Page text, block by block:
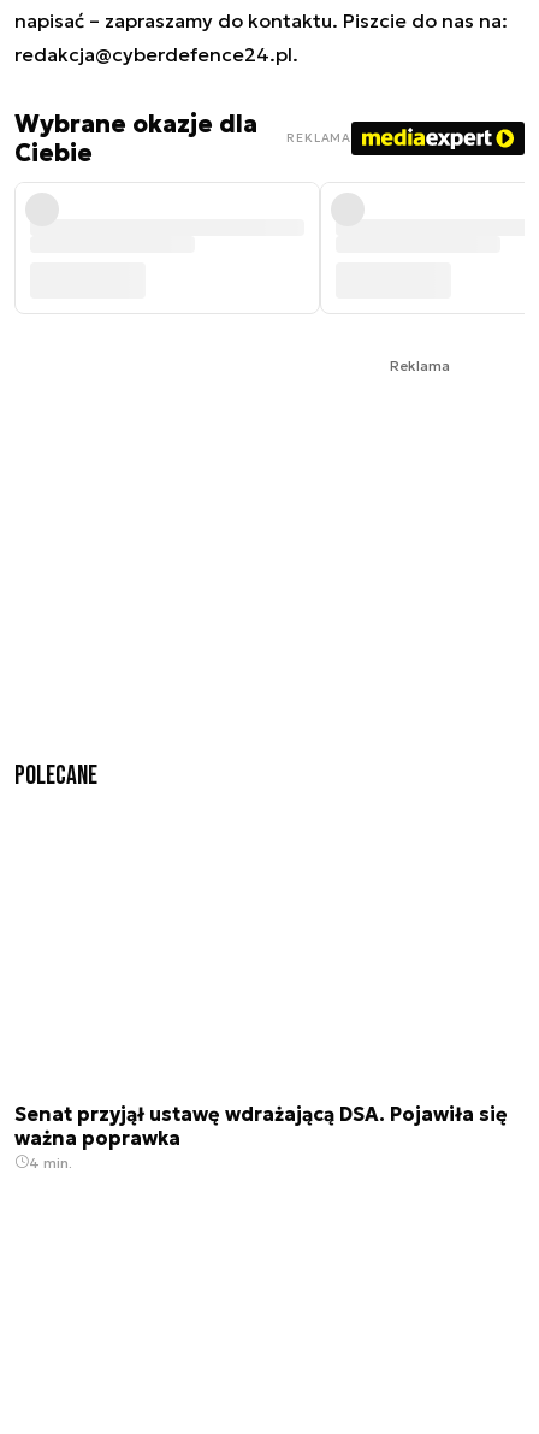
napisać – zapraszamy do kontaktu. Piszcie do nas na:
redakcja@cyberdefence24.pl.
Wybrane okazje dla
Ciebie
REKLAMA
Reklama
Polecane
Senat przyjął ustawę wdrażającą DSA. Pojawiła się
ważna poprawka
4 min.